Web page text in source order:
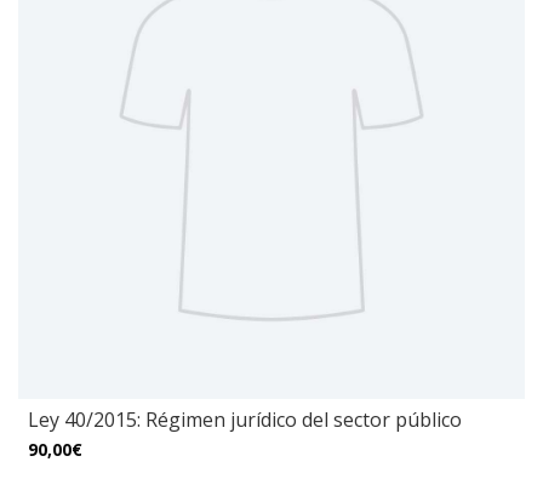
Ley 40/2015: Régimen jurídico del sector público
90,00€